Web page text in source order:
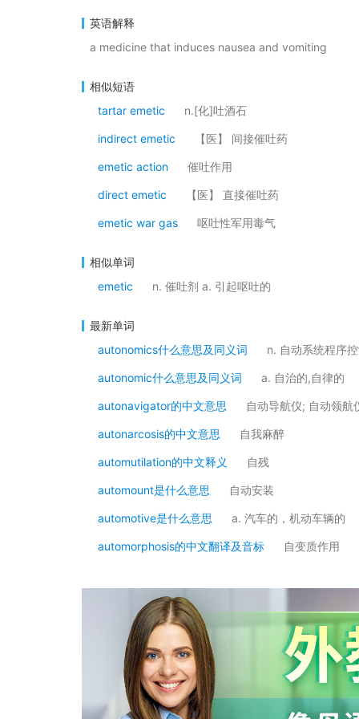
英语解释
a medicine that induces nausea and vomiting
相似短语
tartar emetic
n.[化]吐酒石
indirect emetic 【医】 间接催吐药
emetic action 催吐作用
direct emetic 【医】 直接催吐药
emetic war gas 呕吐性军用毒气
相似单词
emetic
n. 催吐剂 a. 引起呕吐的
最新单词
autonomics什么意思及同义词
n. 自动系统程序
autonomic什么意思及同义词 a. 自治的,自律的
autonavigator的中文意思 自动导航仪; 自动领航
autonarcosis的中文意思 自我麻醉
automutilation的中文释义 自残
automount是什么意思 自动安装
automotive是什么意思 a. 汽车的，机动车辆的
automorphosis的中文翻译及音标 自变质作用